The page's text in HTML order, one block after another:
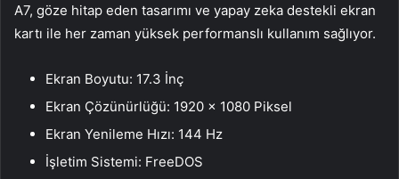
A7, göze hitap eden tasarımı ve yapay zeka destekli ekran
kartı ile her zaman yüksek performanslı kullanım sağlıyor.
Ekran Boyutu: 17.3 İnç
Ekran Çözünürlüğü: 1920 x 1080 Piksel
Ekran Yenileme Hızı: 144 Hz
İşletim Sistemi: FreeDOS